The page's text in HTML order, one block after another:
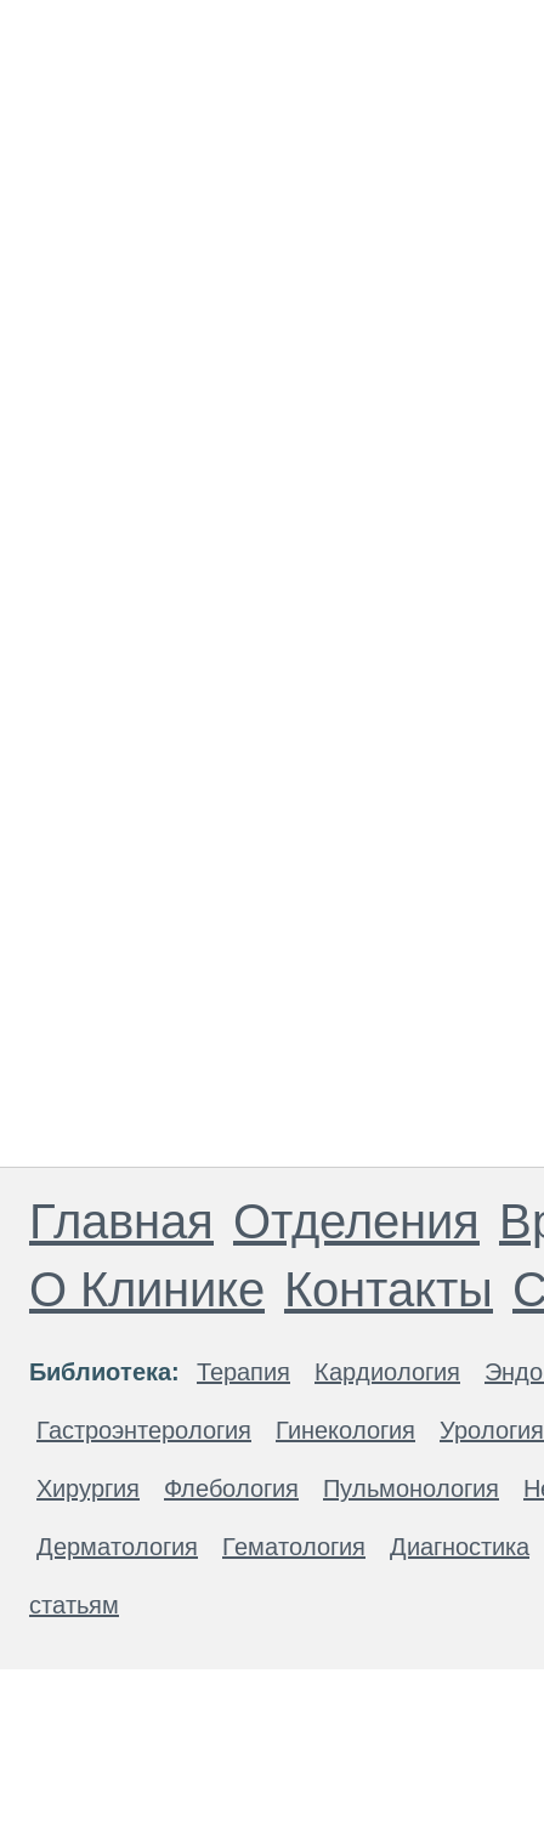
Главная Отделения
О Клинике Контакты
Библиотека: Терапия Кардиология
Гастроэнтерология Гинекология Урология
Хирургия Флебология Пульмонология
Дерматология Гематология Диагностика
статьям